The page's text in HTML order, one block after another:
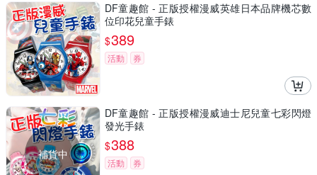
DF童趣館 - 正版授權漫威英雄日本品牌機芯數
位印花兒童手錶
$389
活動 券
補貨中
DF童趣館 - 正版授權漫威迪士尼兒童七彩閃燈
發光手錶
$388
活動 券